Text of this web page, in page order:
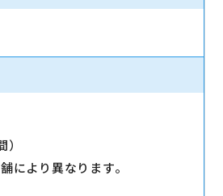
により異なります。